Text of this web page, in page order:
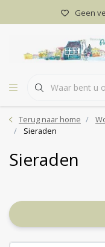
Geen
Terug naar home
Sieraden
Sieraden